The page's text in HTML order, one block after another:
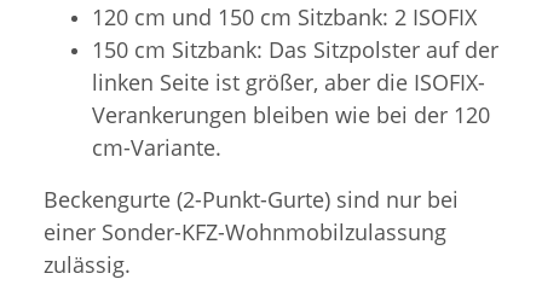
120 cm und 150 cm Sitzbank: 2 ISOFIX
150 cm Sitzbank: Das Sitzpolster auf der
linken Seite ist größer, aber die ISOFIX-
Verankerungen bleiben wie bei der 120
cm-Variante.
Beckengurte (2-Punkt-Gurte) sind nur bei
einer Sonder-KFZ-Wohnmobilzulassung
zulässig.